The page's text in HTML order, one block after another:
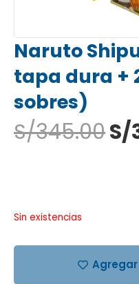
Naruto
tapa dura +
sobres)
S/345.00El
S/
Sin existencias